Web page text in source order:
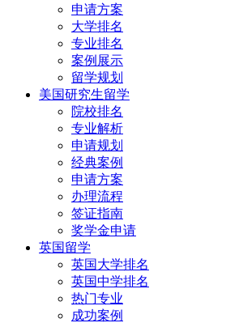
申请方案
大学排名
专业排名
案例展示
留学规划
美国研究生留学
院校排名
专业解析
申请规划
经典案例
申请方案
办理流程
签证指南
奖学金申请
英国留学
英国大学排名
英国中学排名
热门专业
成功案例